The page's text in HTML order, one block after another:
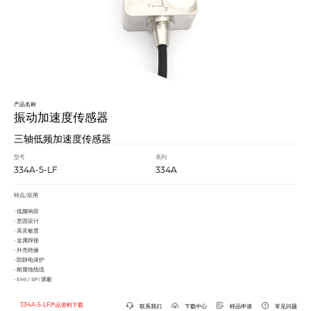
产品名称
振动加速度传感器
三轴低频加速度传感器
型号
334A-5-LF
系列
334A
特点/应用
• 低频响应
• 坚固设计
• 高灵敏度
• 金属焊接
• 外壳绝缘
• 防静电保护
• 耐腐蚀线缆
• EMI / RFI 屏蔽
334A-5-LF产品资料下载 联系我们 下载中心 样品申请 常见问题